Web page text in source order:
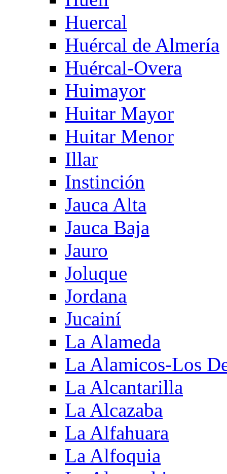
Huercal
Huércal de Almería
Huércal-Overa
Huimayor
Huitar Mayor
Huitar Menor
Illar
Instinción
Jauca Alta
Jauca Baja
Jauro
Joluque
Jordana
Jucainí
La Alameda
La Alamicos-Los
La Alcantarilla
La Alcazaba
La Alfahuara
La Alfoquia